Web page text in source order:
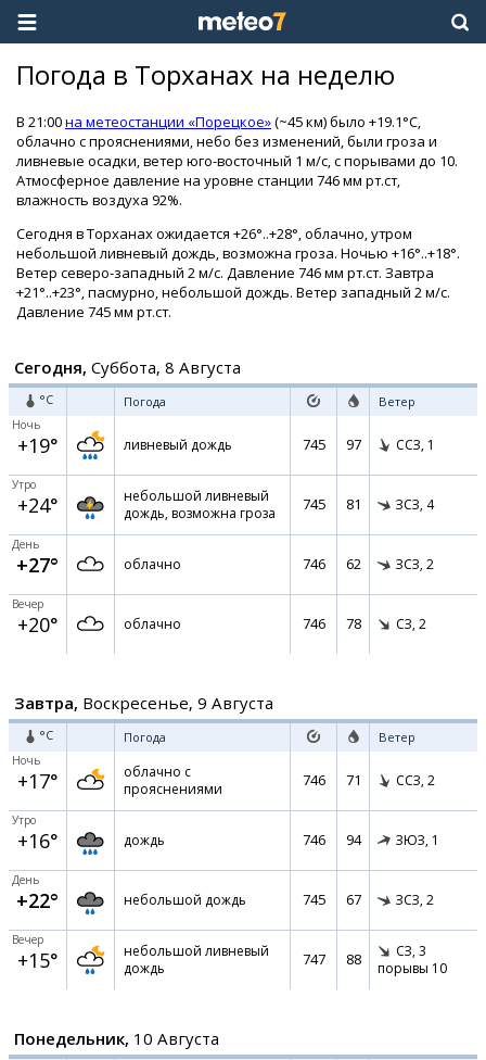
Погода в Торханах на неделю
В 21:00на метеостанции «Порецкое»(~45 км) было +19.1°C,
облачно с прояснениями, небо без изменений, были гроза и
ливневые осадки, ветер юго-восточный 1 м/с, с порывами до 10.
Атмосферное давление на уровне станции 746 мм рт.ст,
влажность воздуха 92%.
Сегодня в Торханах ожидается +26°..+28°, облачно, утром
небольшой ливневый дождь, возможна гроза. Ночью +16°..+18°.
Ветер северо-западный 2 м/с. Давление 746 мм рт.ст. Завтра
+21°..+23°, пасмурно, небольшой дождь. Ветер западный 2 м/с.
Давление 745 мм рт.ст.
Сегодня, Суббота, 8 Августа
°C Погода Ветер
Ночь
+19° ливневый дождь 745 97 ССЗ, 1
Утро
+24°
небольшой ливневый
дождь, возможна гроза
745 81 ЗСЗ, 4
День
+27° облачно 746 62 ЗСЗ, 2
Вечер
+20° облачно 746 78 СЗ, 2
Завтра, Воскресенье, 9 Августа
°C Погода Ветер
Ночь
+17°
облачно с
прояснениями
746 71 ССЗ, 2
Утро
+16° дождь 746 94 ЗЮЗ, 1
День
+22° небольшой дождь 745 67 ЗСЗ, 2
Вечер
+15°
небольшой ливневый
дождь
747 88 СЗ, 3
порывы 10
Понедельник, 10 Августа